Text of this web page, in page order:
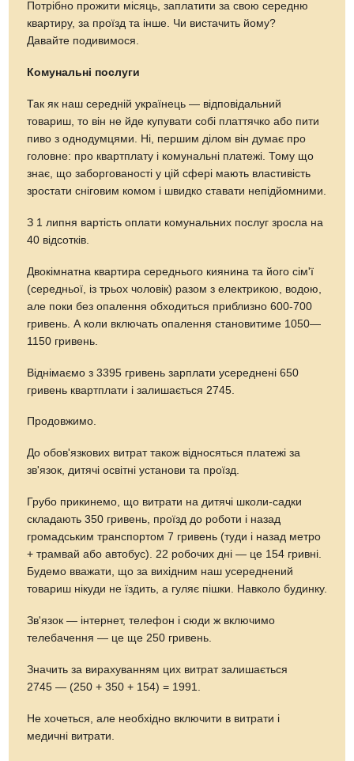
Потрібно прожити місяць, заплатити за свою середню
квартиру, за проїзд та інше. Чи вистачить йому?
Давайте подивимося.
Комунальні послуги
Так як наш середній українець — відповідальний
товариш, то він не йде купувати собі платтячко або пити
пиво з однодумцями. Ні, першим ділом він думає про
головне: про квартплату і комунальні платежі. Тому що
знає, що заборгованості у цій сфері мають властивість
зростати сніговим комом і швидко ставати непідйомними.
З 1 липня вартість оплати комунальних послуг зросла на
40 відсотків.
Двокімнатна квартира середнього киянина та його сім'ї
(середньої, із трьох чоловік) разом з електрикою, водою,
але поки без опалення обходиться приблизно 600-700
гривень. А коли включать опалення становитиме 1050—
1150 гривень.
Віднімаємо з 3395 гривень зарплати усереднені 650
гривень квартплати і залишається 2745.
Продовжимо.
До обов'язкових витрат також відносяться платежі за
зв'язок, дитячі освітні установи та проїзд.
Грубо прикинемо, що витрати на дитячі школи-садки
складають 350 гривень, проїзд до роботи і назад
громадським транспортом 7 гривень (туди і назад метро
+ трамвай або автобус). 22 робочих дні — це 154 гривні.
Будемо вважати, що за вихідним наш усереднений
товариш нікуди не їздить, а гуляє пішки. Навколо будинку.
Зв'язок — інтернет, телефон і сюди ж включимо
телебачення — це ще 250 гривень.
Значить за вирахуванням цих витрат залишається
2745 — (250 + 350 + 154) = 1991.
Не хочеться, але необхідно включити в витрати і
медичні витрати.